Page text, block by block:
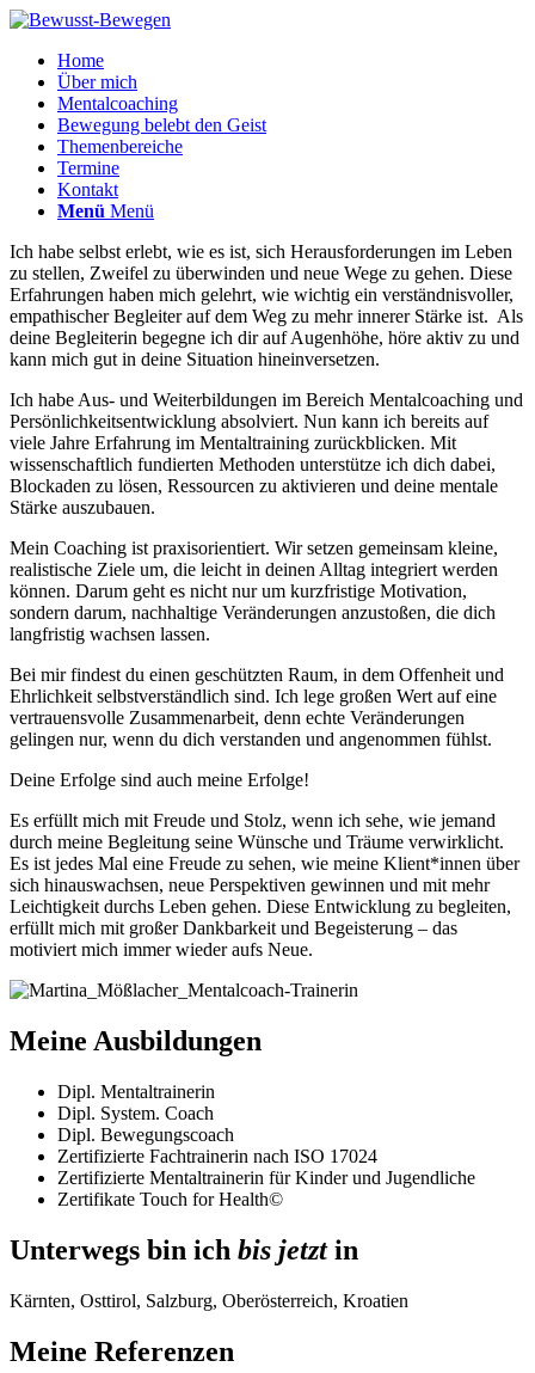
Home
Über mich
Mentalcoaching
Bewegung belebt den Geist
Themenbereiche
Termine
Kontakt
Menü Menü
Ich habe selbst erlebt, wie es ist, sich Herausforderungen im Leben
zu stellen, Zweifel zu überwinden und neue Wege zu gehen. Diese
Erfahrungen haben mich gelehrt, wie wichtig ein verständnisvoller,
empathischer Begleiter auf dem Weg zu mehr innerer Stärke ist. Als
deine Begleiterin begegne ich dir auf Augenhöhe, höre aktiv zu und
kann mich gut in deine Situation hineinversetzen.
Ich habe Aus- und Weiterbildungen im Bereich Mentalcoaching und
Persönlichkeitsentwicklung absolviert. Nun kann ich bereits auf
viele Jahre Erfahrung im Mentaltraining zurückblicken. Mit
wissenschaftlich fundierten Methoden unterstütze ich dich dabei,
Blockaden zu lösen, Ressourcen zu aktivieren und deine mentale
Stärke auszubauen.
Mein Coaching ist praxisorientiert. Wir setzen gemeinsam kleine,
realistische Ziele um, die leicht in deinen Alltag integriert werden
können. Darum geht es nicht nur um kurzfristige Motivation,
sondern darum, nachhaltige Veränderungen anzustoßen, die dich
langfristig wachsen lassen.
Bei mir findest du einen geschützten Raum, in dem Offenheit und
Ehrlichkeit selbstverständlich sind. Ich lege großen Wert auf eine
vertrauensvolle Zusammenarbeit, denn echte Veränderungen
gelingen nur, wenn du dich verstanden und angenommen fühlst.
Deine Erfolge sind auch meine Erfolge!
Es erfüllt mich mit Freude und Stolz, wenn ich sehe, wie jemand
durch meine Begleitung seine Wünsche und Träume verwirklicht.
Es ist jedes Mal eine Freude zu sehen, wie meine Klient*innen über
sich hinauswachsen, neue Perspektiven gewinnen und mit mehr
Leichtigkeit durchs Leben gehen. Diese Entwicklung zu begleiten,
erfüllt mich mit großer Dankbarkeit und Begeisterung – das
motiviert mich immer wieder aufs Neue.
Meine Ausbildungen
Dipl. Mentaltrainerin
Dipl. System. Coach
Dipl. Bewegungscoach
Zertifizierte Fachtrainerin nach ISO 17024
Zertifizierte Mentaltrainerin für Kinder und Jugendliche
Zertifikate Touch for Health©
Unterwegs bin ich bis jetztin
Kärnten, Osttirol, Salzburg, Oberösterreich, Kroatien
Meine Referenzen